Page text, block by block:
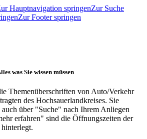
Hauptnavigation springenZur Suche
Zur Footer springen
was Sie wissen müssen
Themenüberschriften von Auto/Verkehr
des Hochsauerlandkreises. Sie
über "Suche" nach Ihrem Anliegen
erfahren" sind die Öffnungszeiten der